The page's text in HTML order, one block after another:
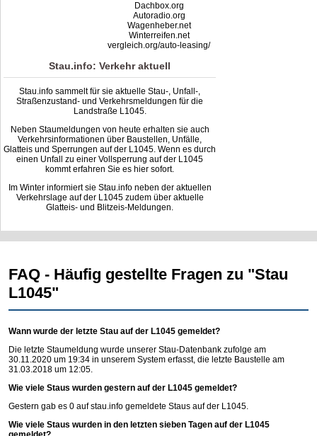
Dachbox.org
Autoradio.org
Wagenheber.net
Winterreifen.net
vergleich.org/auto-leasing/
Stau.info: Verkehr aktuell
Stau.info sammelt für sie aktuelle Stau-, Unfall-,
Straßenzustand- und Verkehrsmeldungen für die
Landstraße L1045.
Neben Staumeldungen von heute erhalten sie auch
Verkehrsinformationen über Baustellen, Unfälle,
Glatteis und Sperrungen auf der L1045. Wenn es durch
einen Unfall zu einer Vollsperrung auf der L1045
kommt erfahren Sie es hier sofort.
Im Winter informiert sie Stau.info neben der aktuellen
Verkehrslage auf der L1045 zudem über aktuelle
Glatteis- und Blitzeis-Meldungen.
FAQ - Häufig gestellte Fragen zu "Stau
L1045"
Wann wurde der letzte Stau auf der L1045 gemeldet?
Die letzte Staumeldung wurde unserer Stau-Datenbank zufolge am
30.11.2020 um 19:34 in unserem System erfasst, die letzte Baustelle am
31.03.2018 um 12:05.
Wie viele Staus wurden gestern auf der L1045 gemeldet?
Gestern gab es 0 aufstau.info gemeldete Staus auf der L1045.
Wie viele Staus wurden in den letzten sieben Tagen auf der L1045